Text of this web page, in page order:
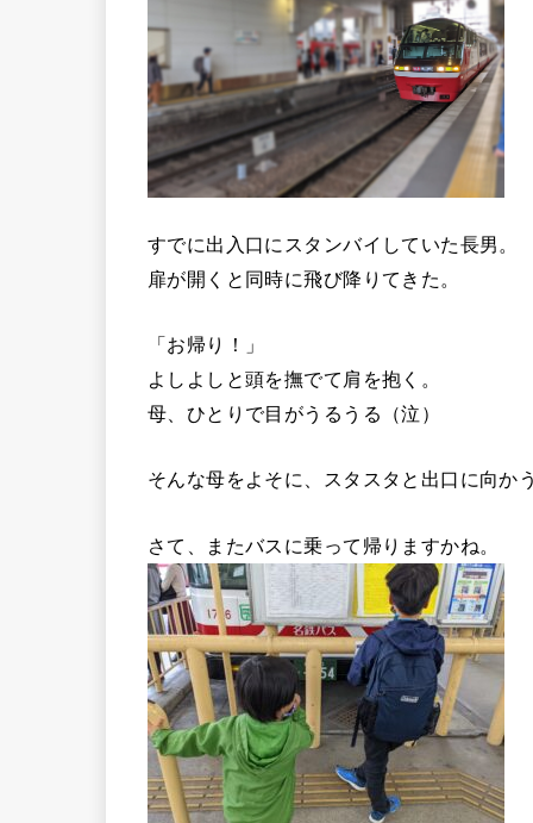
すでに出入口にスタンバイしていた長男。
扉が開くと同時に飛び降りてきた。
「お帰り！」
よしよしと頭を撫でて肩を抱く。
母、ひとりで目がうるうる（泣）
そんな母をよそに、スタスタと出口に向か
さて、またバスに乗って帰りますかね。